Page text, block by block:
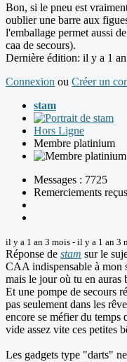
Bon, si le pneu est
oublier une barre aux
l'emballage permet aussi
caa de secours).
Dernière édition: il y a 1
Connexion ou Créer un
stam
Hors Ligne
Membre platinium
Messages : 7725
Remerciements
il y a 1 an 3 mois - il y a 1 an 3
Réponse de stam sur le
CAA indispensable à mon
mais le jour où tu en auras
Et une pompe de secours
pas seulement dans les
encore se méfier du temps
vide assez vite ces petites
Les gadgets type "darts"